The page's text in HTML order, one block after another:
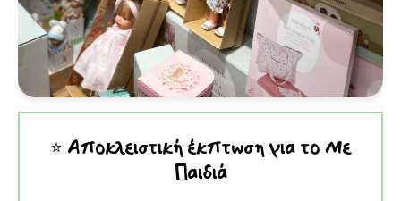
⭐Αποκλειστική έκπτωση για το Με
Παιδιά